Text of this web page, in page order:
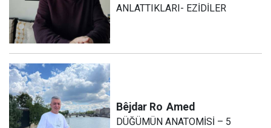
ANLATTIKLARI- EZİDİLER
Bêjdar Ro Amed
DÜĞÜMÜN ANATOMİSİ – 5